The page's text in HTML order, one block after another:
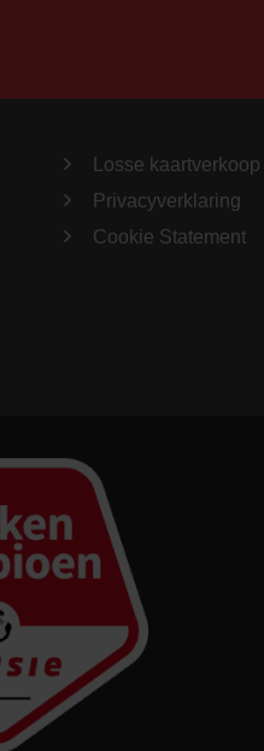
Losse kaartverkoop
Privacyverklaring
Cookie Statement